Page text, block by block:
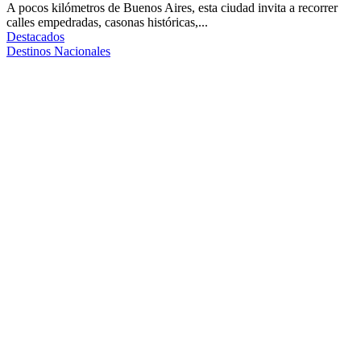
A pocos kilómetros de Buenos Aires, esta ciudad invita a recorrer
calles empedradas, casonas históricas,...
Destacados
Destinos Nacionales